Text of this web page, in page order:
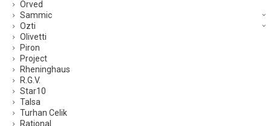
Orved
Sammic
Ozti
Olivetti
Piron
Project
Rheninghaus
R.G.V.
Star10
Talsa
Turhan Celik
Rational